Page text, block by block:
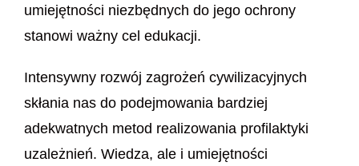
umiejętności niezbędnych do jego ochrony
stanowi ważny cel edukacji.
Intensywny rozwój zagrożeń cywilizacyjnych
skłania nas do podejmowania bardziej
adekwatnych metod realizowania profilaktyki
uzależnień. Wiedza, ale i umiejętności